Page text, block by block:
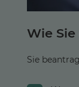
Wie
Sie